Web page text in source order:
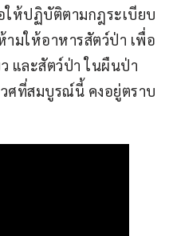
ให้ปฏิบัติตามกฎระเบียบ
ามให้อาหารสัตว์ป่า เพื่อ
และสัตว์ป่า ในผืนป่า
ศที่สมบูรณ์นี้ คงอยู่ตราบ